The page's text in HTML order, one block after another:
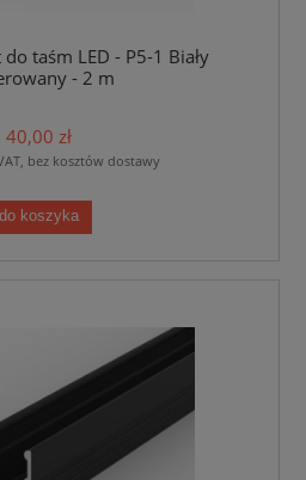
taśm LED - P5-1 Biały
- 2 m
40,00 zł
bez kosztów dostawy
do koszyka